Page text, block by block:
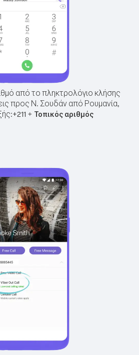
από το πληκτρολόγιο κλήσης
προς Ν. Σουδάν από Ρουμανία,
+211+ Τοπικός αριθμός